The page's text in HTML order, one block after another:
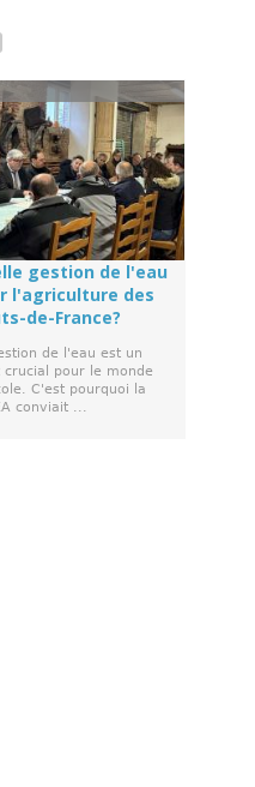
gestion de l'eau
l'agriculture des
de-France?
de l'eau est un
crucial pour le monde
C'est pourquoi la
conviait ...